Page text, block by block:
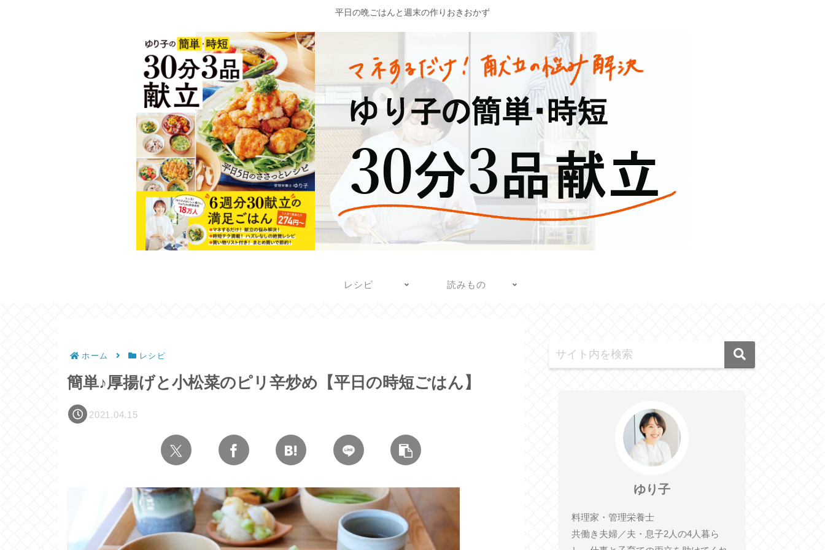
平日の晩ごはんと週末の作りおきおかず
レシピ 読みもの
ホーム レシピ
簡単♪厚揚げと小松菜のピリ辛炒め【平日の時短ごはん】
2021.04.15
ゆり子
料理家・管理栄養士
共働き夫婦／夫・息子2人の4人暮ら